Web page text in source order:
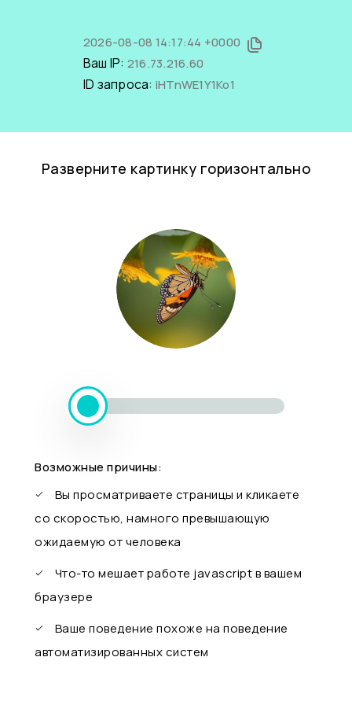
2026-08-08 14:17:44 +0000
Ваш IP: 216.73.216.60
ID запроса: iHTnWE1Y1Ko1
Разверните картинку горизонтально
Возможные причины:
Вы просматриваете страницы и кликаете
со скоростью, намного превышающую
ожидаемую от человека
Что-то мешает работе javascript в вашем
браузере
Ваше поведение похоже на поведение
автоматизированных систем